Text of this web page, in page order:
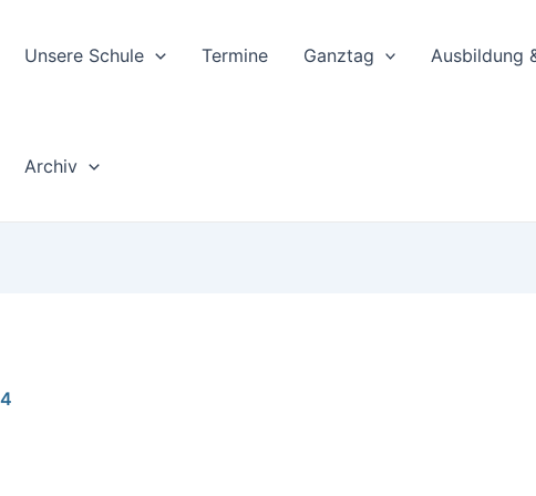
Unsere Schule Termine Ganztag Ausbildung
Archiv